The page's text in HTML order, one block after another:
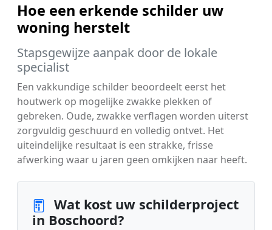
Hoe een erkende schilder uw
woning herstelt
Stapsgewijze aanpak door de lokale
specialist
Een vakkundige schilder beoordeelt eerst het
houtwerk op mogelijke zwakke plekken of
gebreken. Oude, zwakke verflagen worden uiterst
zorgvuldig geschuurd en volledig ontvet. Het
uiteindelijke resultaat is een strakke, frisse
afwerking waar u jaren geen omkijken naar heeft.
Wat kost uw schilderproject
in Boschoord?